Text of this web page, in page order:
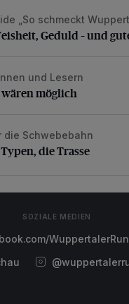
Geduld – und
„So schmeckt
Geduld – und
möglich
und Lesern
möglich
die Trasse
die Schwebebahn
die Trasse
SOZIALE MEDIEN